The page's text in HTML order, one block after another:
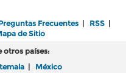
Frecuentes | RSS |
de Sitio
otros países:
| México